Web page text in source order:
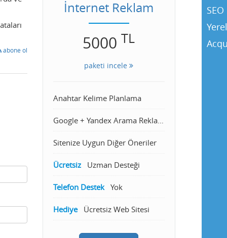
abone ol
İnternet Reklam
5000 TL
paketi incele
Anahtar Kelime Planlama
Google + Yandex Arama Reklamcılığı
Sitenize Uygun Diğer Öneriler
Ücretsiz Uzman Desteği
Telefon Destek Yok
Hediye Ücretsiz Web Sitesi